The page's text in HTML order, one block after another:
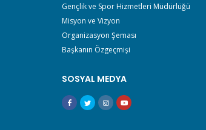
Gençlik ve Spor Hizmetleri Müdürlüğü
Misyon ve Vizyon
Organizasyon Şeması
Başkanın Özgeçmişi
SOSYAL MEDYA